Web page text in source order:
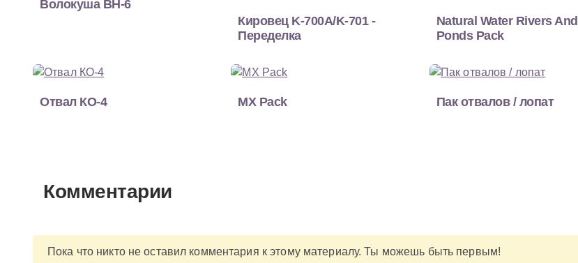
Волокуша ВН-6
Кировец K-700A/K-701 -
Переделка
Natural Water Rivers And
Ponds Pack
Отвал КО-4 MX Pack Пак отвалов / лопат
Комментарии
Пока что никто не оставил комментария к этому материалу. Ты можешь быть первым!